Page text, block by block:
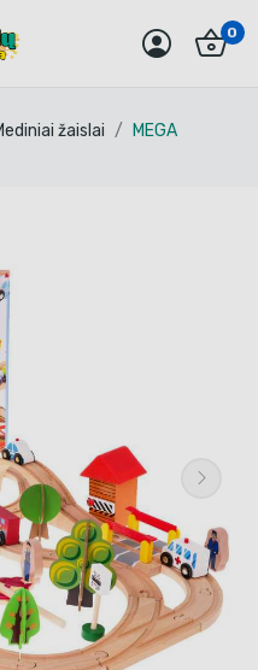
0
žaislai
MEGA